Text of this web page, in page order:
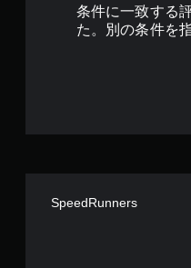
条件に一致する
た。別の条件を
SpeedRunners